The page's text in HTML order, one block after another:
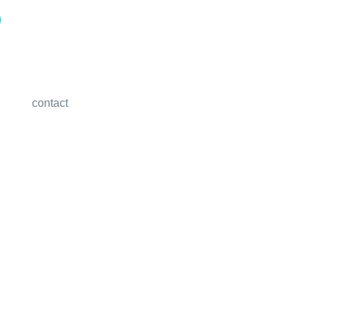
contact